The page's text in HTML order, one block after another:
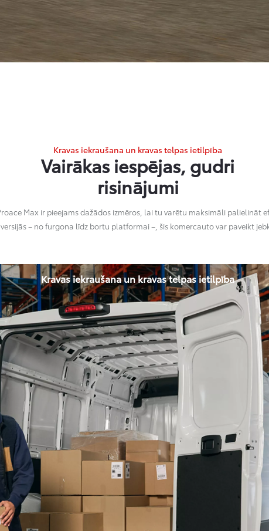
Kravas iekraušana un kravas telpas ietilpība
Vairākas iespējas, gudri
risinājumi
Max ir pieejams dažādos izmēros, lai tu varētu maksimāli palielināt
– no furgona līdz bortu platformai –, šis komercauto var paveikt
Kravas iekraušana un kravas telpas ietilpība